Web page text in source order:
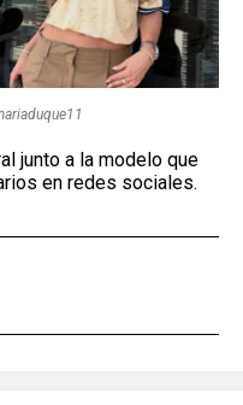
junto a la modelo que
en redes sociales.